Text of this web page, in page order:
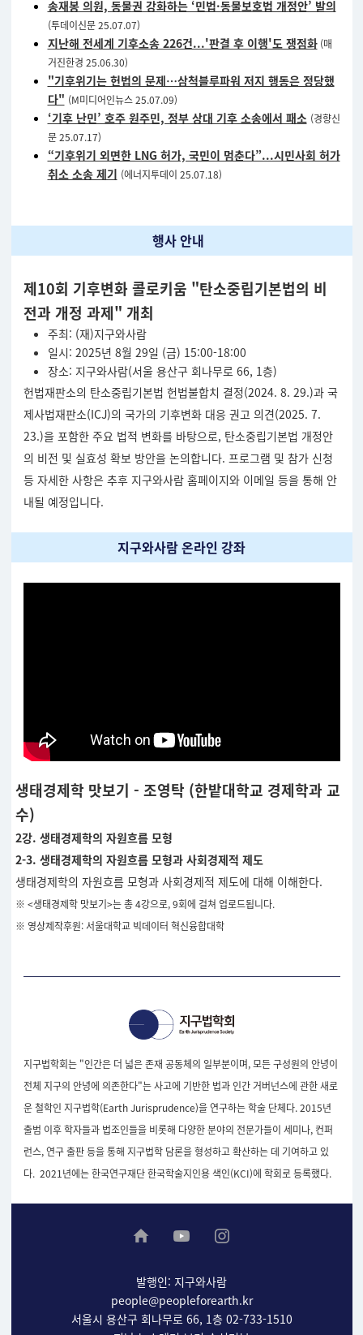
송재봉 의원, 동물권 강화하는 ‘민법·동물보호법 개정안’ 발의
(투데이신문 25.07.07)
지난해 전세계 기후소송 226건...'판결 후 이행'도 쟁점화(매
거진한경 25.06.30)
"기후위기는 헌법의 문제…삼척블루파워 저지 행동은 정당했
다" (M미디어인뉴스 25.07.09)
‘기후 난민’ 호주 원주민, 정부 상대 기후 소송에서 패소 (경향신
문 25.07.17)
“기후위기 외면한 LNG 허가, 국민이 멈춘다”...시민사회 허가
취소 소송 제기 (에너지투데이 25.07.18)
행사 안내
제10회 기후변화 콜로키움 "탄소중립기본법의 비
전과 개정 과제" 개최
주최: (재)지구와사람
일시: 2025년 8월 29일 (금) 15:00-18:00
장소: 지구와사람(서울 용산구 회나무로 66, 1층)
헌법재판소의 탄소중립기본법 헌법불합치 결정(2024. 8. 29.)과 국
제사법재판소(ICJ)의 국가의 기후변화 대응 권고 의견(2025. 7.
23.)을 포함한 주요 법적 변화를 바탕으로, 탄소중립기본법 개정안
의 비전 및 실효성 확보 방안을 논의합니다. 프로그램 및 참가 신청
등 자세한 사항은 추후 지구와사람 홈페이지와 이메일 등을 통해 안
내될 예정입니다.
지구와사람 온라인 강좌
생태경제학 맛보기 - 조영탁 (한밭대학교 경제학과 교
수)
2강. 생태경제학의 자원흐름 모형
2-3. 생태경제학의 자원흐름 모형과 사회경제적 제도
생태경제학의 자원흐름 모형과 사회경제적 제도에 대해 이해한다.
※ <생태경제학 맛보기>는 총 4강으로, 9회에 걸쳐 업로드됩니다.
※ 영상제작후원: 서울대학교 빅데이터 혁신융합대학
지구법학회는 "인간은 더 넓은 존재 공동체의 일부분이며, 모든 구성원의 안녕이
전체 지구의 안녕에 의존한다"는 사고에 기반한 법과 인간 거버넌스에 관한 새로
운 철학인 지구법학(Earth Jurisprudence)을 연구하는 학술 단체다. 2015년
출범 이후 학자들과 법조인들을 비롯해 다양한 분야의 전문가들이 세미나, 컨퍼
런스, 연구 출판 등을 통해 지구법학 담론을 형성하고 확산하는 데 기여하고 있
다. 2021년에는 한국연구재단 한국학술지인용 색인(KCI)에 학회로 등록했다.
발행인: 지구와사람
people@peopleforearth.kr
서울시 용산구 회나무로 66, 1층 02-733-1510